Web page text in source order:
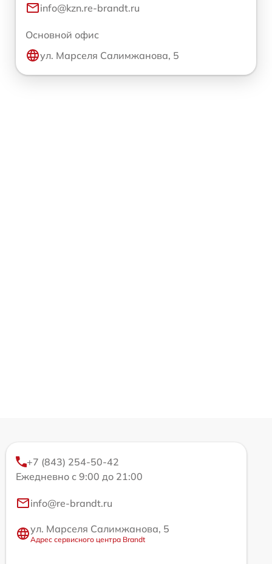
info@kzn.re-brandt.ru
Основной офис
ул. Марселя Салимжанова, 5
+7 (843) 254-50-42
Ежедневно с 9:00 до 21:00
info@re-brandt.ru
ул. Марселя Салимжанова, 5
Адрес сервисного центра Brandt